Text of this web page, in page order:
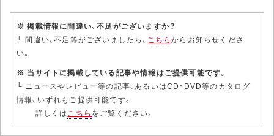
※ 掲載情報に間違い、不足がございますか？
└ 間違い、不足等がございましたら、 こちらからお知らせくださ
い。
※ 当サイトに掲載している記事や情報はご提供可能です。
└ ニュースやレビュー等の記事、あるいはCD・DVD等のカタログ
情報、いずれもご提供可能です。
詳しくはこちら をご覧ください。